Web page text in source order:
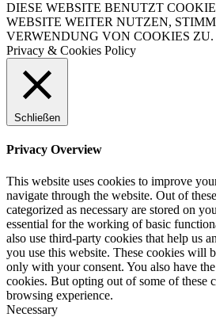
DIESE WEBSITE BENUTZT
WEBSITE WEITER NUTZEN,
VERWENDUNG VON COOKIES ZU.
Privacy & Cookies Policy
Schließen
Privacy Overview
This website uses cookies to improve
navigate through the website. Out of
categorized as necessary are stored on
essential for the working of basic
also use third-party cookies that help us
you use this website. These cookies will
only with your consent. You also have
cookies. But opting out of some of these
browsing experience.
Necessary